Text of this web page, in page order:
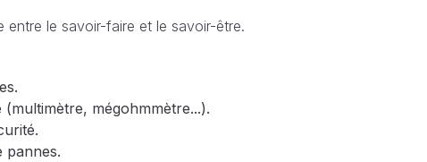
entre le savoir-faire et le savoir-être.
mégohmmètre...).
pannes.